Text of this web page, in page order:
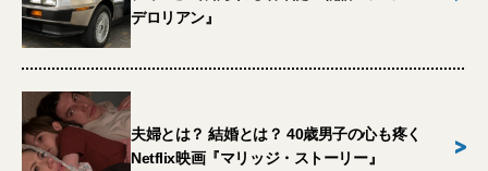
デロリアン』
夫婦とは？ 結婚とは？ 40歳男子の心も疼く
Netflix映画『マリッジ・ストーリー』
>